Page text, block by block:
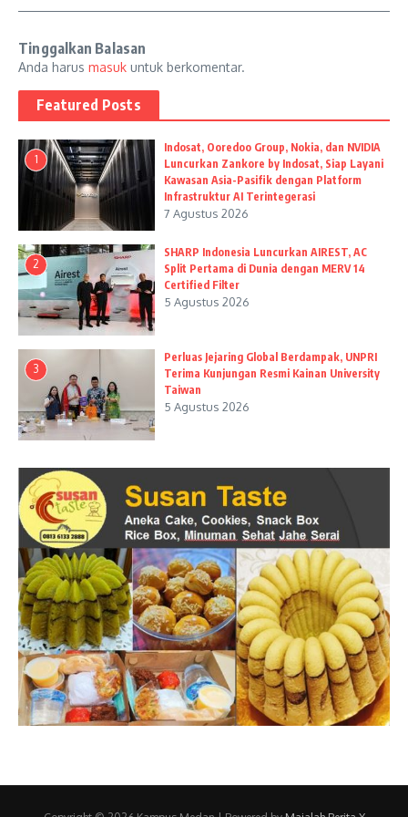
Tinggalkan Balasan
Anda harus masuk untuk berkomentar.
Featured Posts
1
Indosat, Ooredoo Group, Nokia, dan NVIDIA
Luncurkan Zankore by Indosat, Siap Layani
Kawasan Asia-Pasifik dengan Platform
Infrastruktur AI Terintegerasi
7 Agustus 2026
2
SHARP Indonesia Luncurkan AIREST, AC
Split Pertama di Dunia dengan MERV 14
Certified Filter
5 Agustus 2026
3
Perluas Jejaring Global Berdampak, UNPRI
Terima Kunjungan Resmi Kainan University
Taiwan
5 Agustus 2026